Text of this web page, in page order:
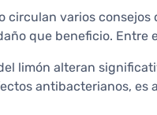
varios
que beneficio. Entre
limón alteran
antibacterianos, es